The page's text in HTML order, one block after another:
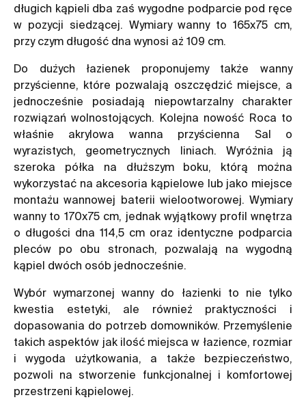
długich kąpieli dba zaś wygodne podparcie pod ręce
w pozycji siedzącej. Wymiary wanny to 165x75 cm,
przy czym długość dna wynosi aż 109 cm.
Do dużych łazienek proponujemy także wanny
przyścienne, które pozwalają oszczędzić miejsce, a
jednocześnie posiadają niepowtarzalny charakter
rozwiązań wolnostojących. Kolejna nowość Roca to
właśnie akrylowa wanna przyścienna Sal o
wyrazistych, geometrycznych liniach. Wyróżnia ją
szeroka półka na dłuższym boku, którą można
wykorzystać na akcesoria kąpielowe lub jako miejsce
montażu wannowej baterii wielootworowej. Wymiary
wanny to 170x75 cm, jednak wyjątkowy profil wnętrza
o długości dna 114,5 cm oraz identyczne podparcia
pleców po obu stronach, pozwalają na wygodną
kąpiel dwóch osób jednocześnie.
Wybór wymarzonej wanny do łazienki to nie tylko
kwestia estetyki, ale również praktyczności i
dopasowania do potrzeb domowników. Przemyślenie
takich aspektów jak ilość miejsca w łazience, rozmiar
i wygoda użytkowania, a także bezpieczeństwo,
pozwoli na stworzenie funkcjonalnej i komfortowej
przestrzeni kąpielowej.